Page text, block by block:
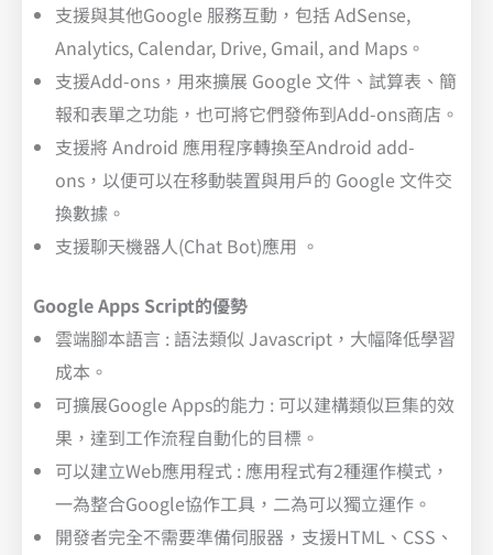
支援與其他Google 服務互動，包括 AdSense,
Analytics, Calendar, Drive, Gmail, and Maps。
支援Add-ons，用來擴展 Google 文件、試算表、簡
報和表單之功能，也可將它們發佈到Add-ons商店。
支援將 Android 應用程序轉換至Android add-
ons，以便可以在移動裝置與用戶的 Google 文件交
換數據。
支援聊天機器人(Chat Bot)應用 。
Google Apps Script的優勢
雲端腳本語言 : 語法類似 Javascript，大幅降低學習
成本。
可擴展Google Apps的能力 : 可以建構類似巨集的效
果，達到工作流程自動化的目標。
可以建立Web應用程式 : 應用程式有2種運作模式，
一為整合Google協作工具，二為可以獨立運作。
開發者完全不需要準備伺服器，支援HTML、CSS、